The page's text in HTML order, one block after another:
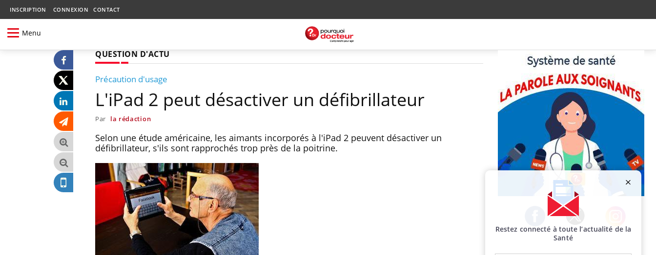
INSCRIPTION CONNEXION CONTACT
Menu
QUESTION D'ACTU
Précaution d'usage
L'iPad 2 peut désactiver un défibrillateur
Par la rédaction
Selon une étude américaine, les aimants incorporés à l'iPad 2 peuvent désactiver un
défibrillateur, s'ils sont rapprochés trop près de la poitrine.
Facebook Twitter Instagram
Restez connecté à toute l’actualité de la
Santé